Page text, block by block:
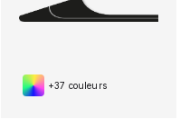
+37 couleurs